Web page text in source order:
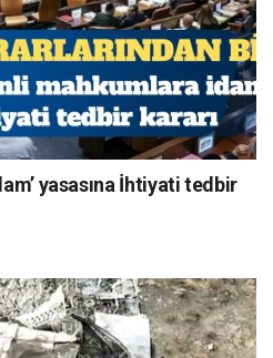
yasasına İhtiyati tedbir